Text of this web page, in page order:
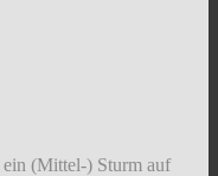
ein (Mittel-) Sturm auf